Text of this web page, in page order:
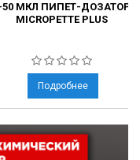
50 МКЛ ПИПЕТ-ДОЗАТОР
MICROPETTE PLUS
Подробнее